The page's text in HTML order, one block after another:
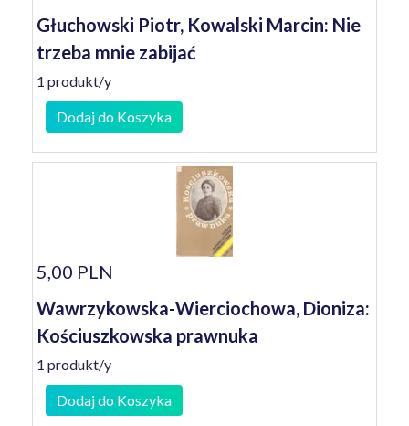
Głuchowski Piotr, Kowalski Marcin: Nie
trzeba mnie zabijać
1 produkt/y
Dodaj do Koszyka
5,00 PLN
Wawrzykowska-Wierciochowa, Dioniza:
Kościuszkowska prawnuka
1 produkt/y
Dodaj do Koszyka